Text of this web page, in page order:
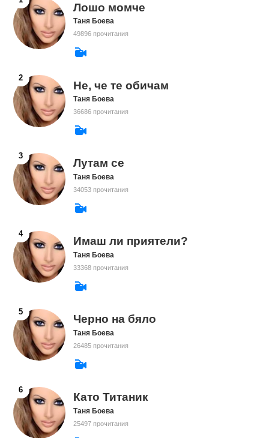
Лошо момче
Таня Боева
49896 прочитания
Не, че те обичам
Таня Боева
36686 прочитания
Лутам се
Таня Боева
34053 прочитания
Имаш ли приятели?
Таня Боева
33368 прочитания
Черно на бяло
Таня Боева
26485 прочитания
Като Титаник
Таня Боева
25497 прочитания